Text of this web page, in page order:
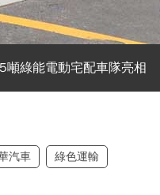
噸綠能電動宅配車隊亮相
汽車 綠色運輸